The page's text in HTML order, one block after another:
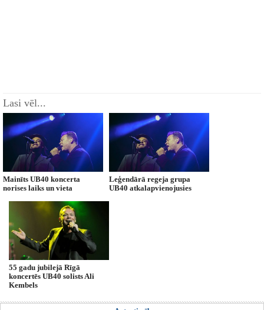
Lasi vēl...
Mainīts UB40 koncerta
norises laiks un vieta
Leģendārā regeja grupa
UB40 atkalapvienojusies
55 gadu jubilejā Rīgā
koncertēs UB40 solists Ali
Kembels